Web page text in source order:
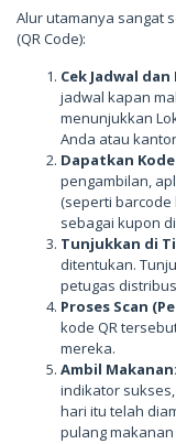
Alur utamanya sangat
(QR Code):
Cek Jadwal dan
jadwal kapan
menunjukkan
Anda atau
Dapatkan
pengambilan,
(seperti barcode
sebagai kupon
Tunjukkan di
ditentukan.
petugas
Proses Scan
kode QR
mereka.
Ambil Makanan:
indikator
hari itu telah
pulang